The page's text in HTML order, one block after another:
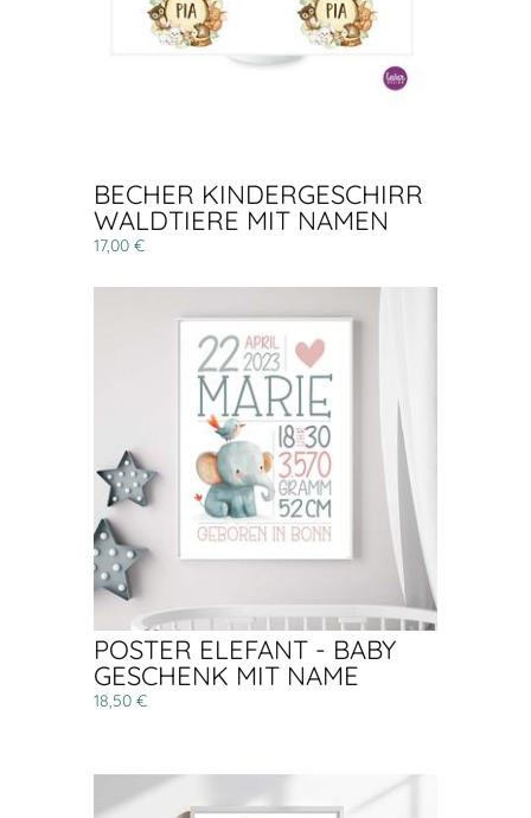
BECHER KINDERGESCHIRR
WALDTIERE MIT NAMEN
17,00 €
POSTER ELEFANT - BABY
GESCHENK MIT NAME
18,50 €